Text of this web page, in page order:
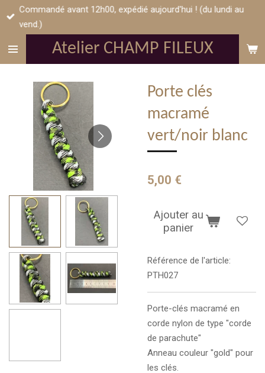
Passer
Atelier CHAMP FILEUX
Commandé avant 12h00, expédié aujourd'hui ! (du lundi au
vend.)
Porte clés
macramé
vert/noir blanc
5,00 €
Ajouter au
panier
Référence de l'article:
PTH027
Porte-clés macramé en
corde nylon de type "corde
de parachute"
Anneau couleur "gold" pour
les clés.